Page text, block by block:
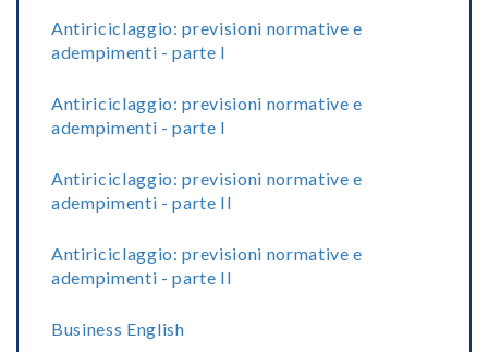
Antiriciclaggio: previsioni normative e
adempimenti - parte I
Antiriciclaggio: previsioni normative e
adempimenti - parte I
Antiriciclaggio: previsioni normative e
adempimenti - parte II
Antiriciclaggio: previsioni normative e
adempimenti - parte II
Business English